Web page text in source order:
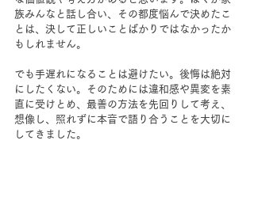
族みんなと話し合い、その都度悩んで決めたこ
とは、決して正しいことばかりではなかったか
もしれません。
でも手遅れになることは避けたい。後悔は絶対
にしたくない。そのためには違和感や異変を素
直に受けとめ、最善の方法を先回りして考え、
想像し、照れずに本音で語り合うことを大切に
してきました。